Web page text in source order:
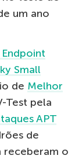
um ano
Small
de Melhor
Test pela
APT
de
receberam o